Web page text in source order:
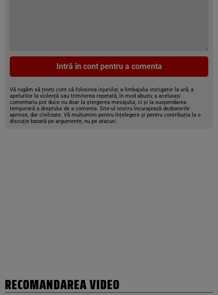
Intră în cont pentru a comenta
Vă rugăm să țineți cont că folosirea injuriilor, a limbajului instigator la ură, a
apelurilor la violență sau trimiterea repetată, în mod abuziv, a aceluiași
comentariu pot duce nu doar la ștergerea mesajului, ci și la suspendarea
temporară a dreptului de a comenta. Site-ul nostru încurajează dezbaterile
aprinse, dar civilizate. Vă mulțumim pentru înțelegere și pentru contribuția la o
discuție bazată pe argumente, nu pe atacuri.
RECOMANDAREA VIDEO